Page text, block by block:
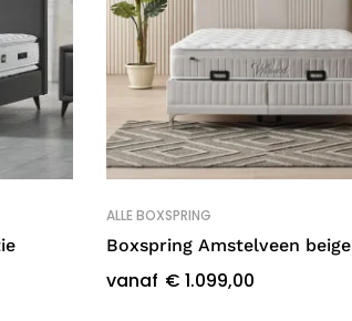
ALLE BOXSPRING
Boxspring Amstelveen beige
vanaf € 1.099,00